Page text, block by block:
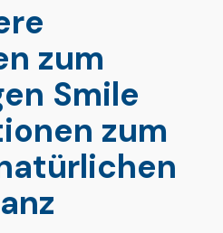
zum
Smile
zum